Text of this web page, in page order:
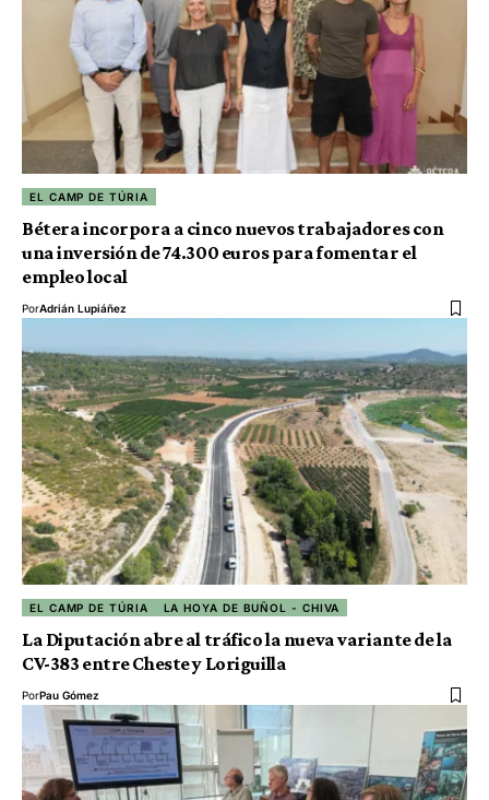
EL CAMP DE TÚRIA
Bétera incorpora a cinco nuevos trabajadores con
una inversión de 74.300 euros para fomentar el
empleo local
PorAdrián Lupiáñez
EL CAMP DE TÚRIA LA HOYA DE BUÑOL - CHIVA
La Diputación abre al tráfico la nueva variante de la
CV-383 entre Cheste y Loriguilla
PorPau Gómez